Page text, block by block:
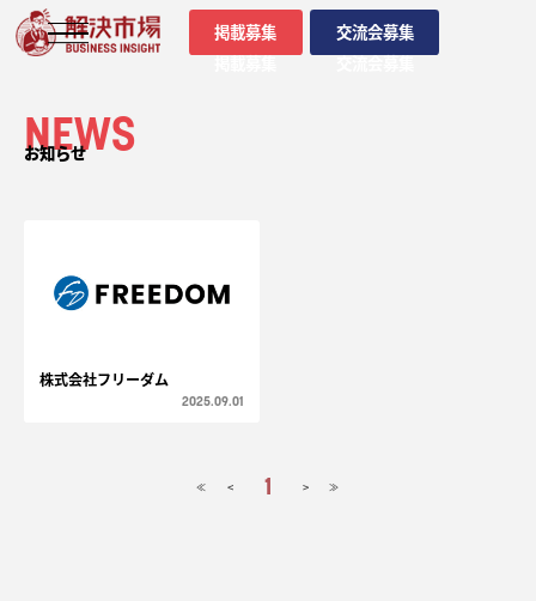
掲載募集
掲載募集
交流会募集
交流会募集
NEWS
お知らせ
株式会社フリーダム
2025.09.01
≪ < 1 > ≫